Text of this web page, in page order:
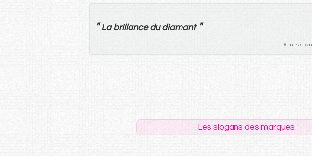
" La brillance du diamant "
#Entretien
Les slogans des marques